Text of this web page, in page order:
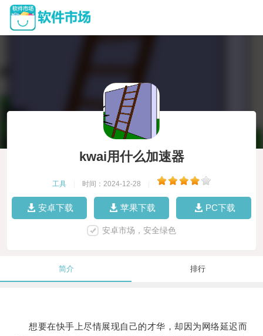
kwai用什么加速器
工具 时间：2024-12-28
安卓下载 苹果下载 PC下载
安卓市场，安全绿色
简介 排行
想要在快手上尽情展现自己的才华，却因为网络延迟而